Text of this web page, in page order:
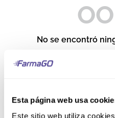
Esta página web usa
Este sitio web utiliza
No se encontró
Intenta utilizar